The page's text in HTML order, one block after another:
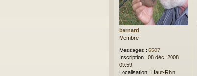
bernard
Membre
Messages : 6507
Inscription : 08 déc. 2008
09:59
Localisation : Haut-Rhin